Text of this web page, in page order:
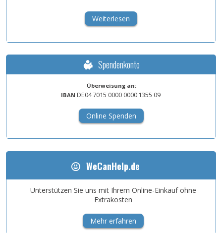
Weiterlesen
Spendenkonto
Überweisung an:
IBAN DE047015 0000 0000 1355 09
Online Spenden
WeCanHelp.de
Unterstützen Sie uns mit Ihrem Online-Einkauf ohne
Extrakosten
Mehr erfahren